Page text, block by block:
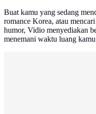
Buat kamu yang sedang
romance Korea, atau
humor, Vidio menyediakan
menemani waktu luang